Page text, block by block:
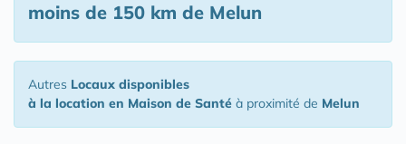
moins de 150 km de Melun
Autres Locaux disponibles
à la location en Maison de Santé à proximité de Melun